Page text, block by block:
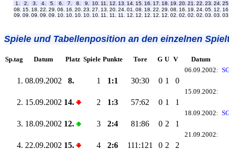
1. 2. 3. 4. 5. 6. 7. 8. 9. 10. 11. 12. 13. 14. 15. 16. 17. 18. 19. 20. 21. 22. 23. 24.
08.
09.
15.
09.
18.
09.
22.
09.
29.
09.
06.
10.
16.
10.
20.
10.
23.
10.
27.
10.
13.
11.
20.
11.
24.
11.
01.
12.
08.
12.
18.
12.
22.
12.
29.
12.
08.
02.
16.
02.
19.
02.
24.
02.
05.
03.
12.
03.
Spiele und Tabellenposition an den einzelnen
Sp.tag Datum Platz Spiele Punkte Tore G U V
Datum
06.09.2002:
1. 08.09.2002 8. 1 1:1 30:30 0 1 0
15.09.2002:
2. 15.09.2002 14. 2 1:3 57:62 0 1 1
18.09.2002:
3. 18.09.2002 12. 3 2:4 81:86 0 2 1
21.09.2002:
4. 22.09.2002 15. 4 2:6 111:121 0 2 2